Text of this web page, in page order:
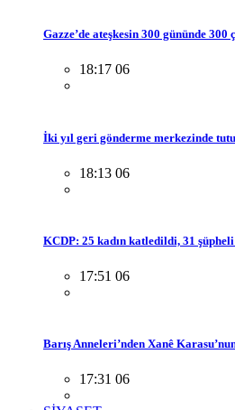
Gazze’de ateşkesin 300 gününde
18:17 06
İki yıl geri gönderme merkezinde
18:13 06
KCDP: 25 kadın katledildi, 31
17:51 06
Barış Anneleri’nden Xanê
17:31 06